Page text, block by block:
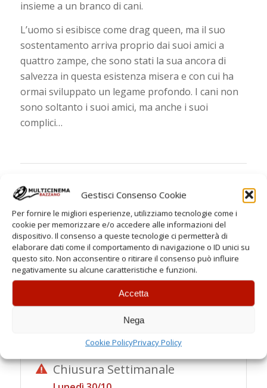
Gestisci Consenso Cookie
Per fornire le migliori esperienze, utilizziamo tecnologie come i
cookie per memorizzare e/o accedere alle informazioni del
dispositivo. Il consenso a queste tecnologie ci permetterà di
elaborare dati come il comportamento di navigazione o ID unici su
questo sito. Non acconsentire o ritirare il consenso può influire
negativamente su alcune caratteristiche e funzioni.
Accetta
Nega
Cookie PolicyPrivacy Policy
insieme a un branco di cani.
L’uomo si esibisce come drag queen, ma il suo
sostentamento arriva proprio dai suoi amici a
quattro zampe, che sono stati la sua ancora di
salvezza in questa esistenza misera e con cui ha
ormai sviluppato un legame profondo. I cani non
sono soltanto i suoi amici, ma anche i suoi
complici…
ORARI
Giovedì 26 ottobre
Spettacoli:
Venerdì 27 ottobre
21:00
Chiusura Settimanale